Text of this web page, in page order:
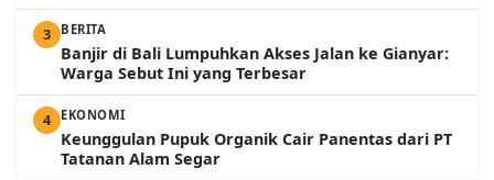
3 BERITA
Banjir di Bali Lumpuhkan Akses Jalan ke Gianyar:
Warga Sebut Ini yang Terbesar
4 EKONOMI
Keunggulan Pupuk Organik Cair Panentas dari PT
Tatanan Alam Segar